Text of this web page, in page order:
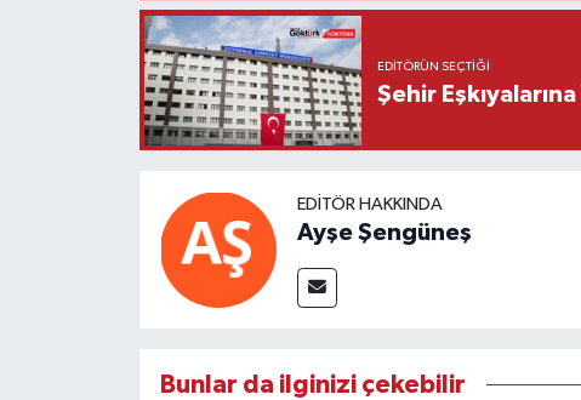
EDITÖRÜN SEÇTIĞI
Şehir
EDITÖR HAKKINDA
Ayşe Şengüneş
Bunlar da ilginizi çekebilir